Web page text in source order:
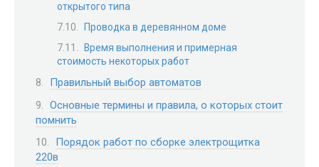
открытого типа
Проводка в деревянном доме
Время выполнения и примерная
стоимость некоторых работ
Правильный выбор автоматов
Основные термины и правила, о которых стоит
помнить
Порядок работ по сборке электрощитка
220в